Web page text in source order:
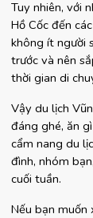
Tuy nhiên, với
Hồ Cốc đến
không ít người
trước và nên
thời gian di
Vậy du lịch
đáng ghé, ăn
cẩm nang du
đình, nhóm
cuối tuần.
Nếu bạn